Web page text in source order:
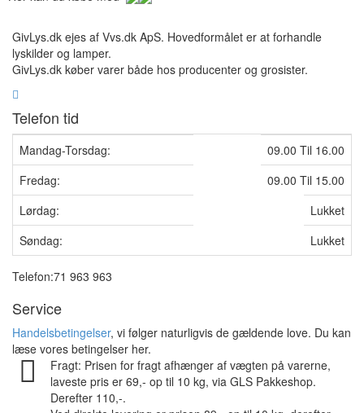
GivLys.dk ejes af Vvs.dk ApS. Hovedformålet er at forhandle
lyskilder og lamper.
GivLys.dk køber varer både hos producenter og grosister.
Telefon tid
Mandag-Torsdag:
09.00 Til 16.00
Fredag:
09.00 Til 15.00
Lørdag:
Lukket
Søndag:
Lukket
Telefon:71 963 963
Service
Handelsbetingelser, vi følger naturligvis de gældende love. Du kan
læse vores betingelser her.
Fragt: Prisen for fragt afhænger af vægten på varerne,
laveste pris er 69,- op til 10 kg, via GLS Pakkeshop.
Derefter 110,-.